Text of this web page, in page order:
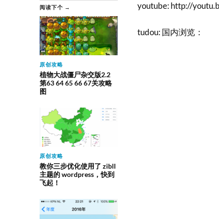
阅读下个 →
原创攻略
植物大战僵尸杂交版2.2
第63 64 65 66 67关攻略
图
原创攻略
教你三步优化使用了 zibll
主题的 wordpress，快到
飞起！
youtube: http://
tudou: 国内浏览：